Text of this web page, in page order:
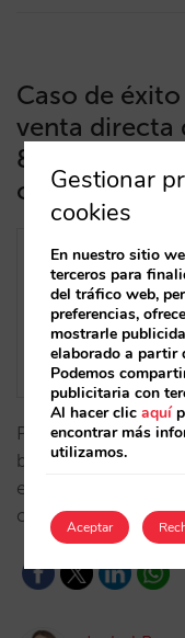
Caso de
venta directa
& Resorts da
competitiva
Pasa de un nivel
bueno, mejorando
en
coste más
Gestionar
cookies
En nuestro sitio
terceros para
del tráfico web,
preferencias,
mostrarle
elaborado a partir
Podemos
publicitaria con
Al hacer clicaquí
encontrar más
utilizamos.
Aceptar